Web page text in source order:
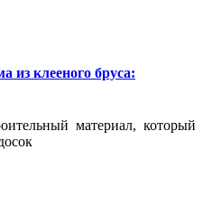
из клееного бруса:
материал, который